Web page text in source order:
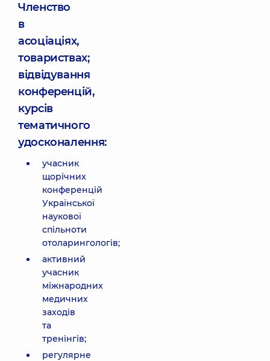
Членство
в
асоціаціях,
товариствах;
відвідування
конференцій,
курсів
тематичного
удосконалення:
учасник
щорічних
конференцій
Української
наукової
спільноти
отоларингологів;
активний
учасник
міжнародних
медичних
заходів
та
тренінгів;
регулярне